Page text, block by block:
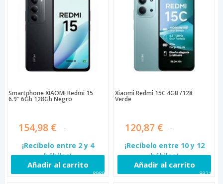
Smartphone XIAOMI Redmi 15
6.9" 6Gb 128Gb Negro
154,98 €
¡Recíbelo entre 2 y 4
hábiles!
Añadir al carrito
89896
Xiaomi Redmi 15C 4GB /128
Verde
120,87 €
¡Recíbelo entre 10 y 12
hábiles!
Añadir al carrito
89215